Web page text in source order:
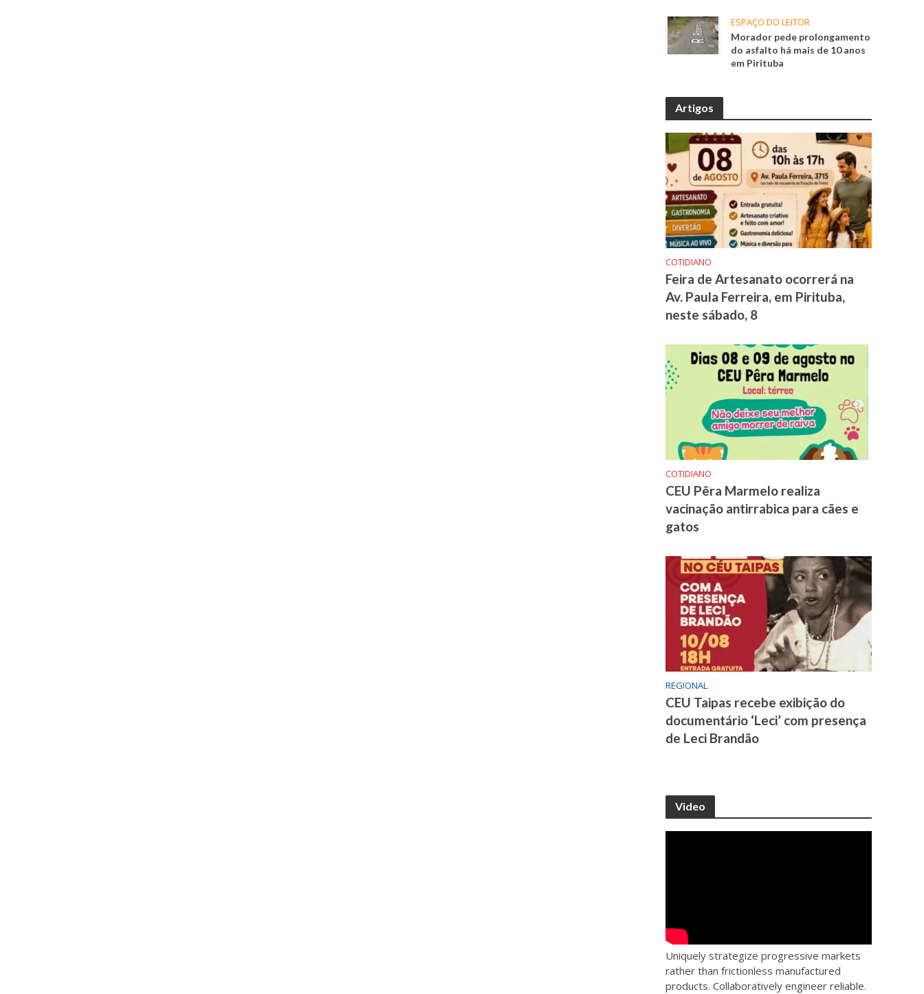
ESPAÇO DO LEITOR
Morador pede prolongamento
do asfalto há mais de 10 anos
em Pirituba
Artigos
COTIDIANO
Feira de Artesanato ocorrerá na
Av. Paula Ferreira, em Pirituba,
neste sábado, 8
COTIDIANO
CEU Pêra Marmelo realiza
vacinação antirrabica para cães e
gatos
REGIONAL
CEU Taipas recebe exibição do
documentário ‘Leci’ com presença
de Leci Brandão
Video
Uniquely strategize progressive markets
rather than frictionless manufactured
products. Collaboratively engineer reliable.